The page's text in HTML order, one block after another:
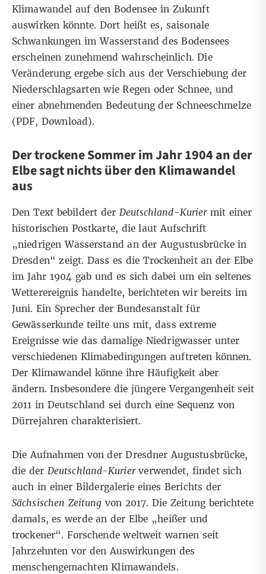
Klimawandel auf den Bodensee in Zukunft
auswirken könnte. Dort heißt es, saisonale
Schwankungen im Wasserstand des Bodensees
erscheinen zunehmend wahrscheinlich. Die
Veränderung ergebe sich aus der Verschiebung der
Niederschlagsarten wie Regen oder Schnee, und
einer abnehmenden Bedeutung der Schneeschmelze
(PDF,Download).
Der trockene Sommer im Jahr 1904 an der
Elbe sagt nichts über den Klimawandel
aus
Den Text bebildert der Deutschland-Kuriermit einer
historischen Postkarte, die laut Aufschrift
„niedrigen Wasserstand an der Augustusbrücke in
Dresden“ zeigt. Dass es die Trockenheit an der Elbe
im Jahr 1904 gab und es sich dabei um ein seltenes
Wetterereignis handelte, berichteten wir bereits im
Juni. Ein Sprecher der Bundesanstalt für
Gewässerkunde teilte uns mit, dass extreme
Ereignisse wie das damalige Niedrigwasser unter
verschiedenen Klimabedingungen auftreten können.
Der Klimawandel könne ihre Häufigkeit aber
ändern. Insbesondere die jüngere Vergangenheit seit
2011 in Deutschland sei durch eine Sequenz von
Dürrejahren charakterisiert.
Die Aufnahmen von der Dresdner Augustusbrücke,
die der Deutschland-Kurierverwendet, findet sich
auch in einer Bildergalerie einesBerichts der
Sächsischen Zeitungvon 2017. Die Zeitung berichtete
damals, es werde an der Elbe „heißer und
trockener“. Forschende weltweit warnenseit
Jahrzehnten vor den Auswirkungen des
menschengemachten Klimawandels.